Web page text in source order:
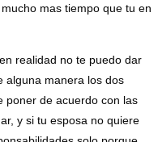
mas tiempo que tu en
realidad no te puedo dar
alguna manera los dos
poner de acuerdo con las
y si tu esposa no quiere